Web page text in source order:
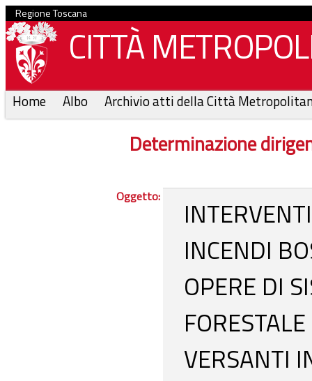
Regione Toscana
CITTÀ
Home Albo Archivio atti della Città
Determinazione
Oggetto:
INCENDI
OPERE DI
VERSANTI